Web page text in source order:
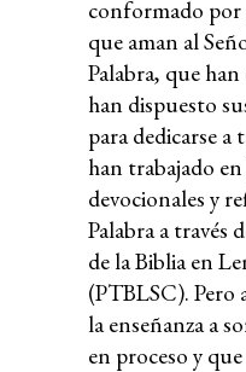
conformado por
que aman al
Palabra, que
han dispuesto
para dedicarse
han trabajado
devocionales y
Palabra a través
de la Biblia en
(PTBLSC). Pero
la enseñanza a
en proceso y